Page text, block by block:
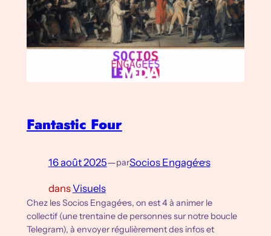
Fantastic Four
16 août 2025—parSocios Engagé·e·s
dansVisuels
Chez les Socios Engagé·e·s, on est 4 à animer le
collectif (une trentaine de personnes sur notre boucle
Telegram), à envoyer régulièrement des infos et